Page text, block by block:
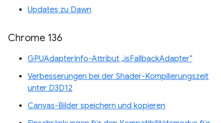
Updates zu Dawn
Chrome 136
GPUAdapterInfo-Attribut „isFallbackAdapter“
Verbesserungen bei der Shader-Kompilierungszeit
unter D3D12
Canvas-Bilder speichern und kopieren